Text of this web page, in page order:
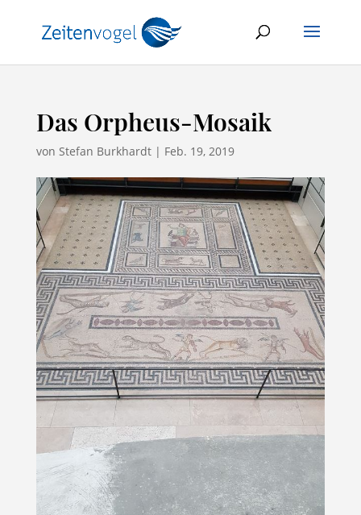
Das Orpheus-Mosaik
von Stefan Burkhardt| Feb. 19, 2019